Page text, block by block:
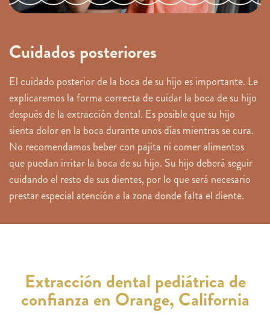
Cuidados posteriores
El cuidado posterior de la boca de su hijo es importante. Le
explicaremos la forma correcta de cuidar la boca de su hijo
después de la extracción dental. Es posible que su hijo
sienta dolor en la boca durante unos días mientras se cura.
No recomendamos beber con pajita ni comer alimentos
que puedan irritar la boca de su hijo. Su hijo deberá seguir
cuidando el resto de sus dientes, por lo que será necesario
prestar especial atención a la zona donde falta el diente.
Extracción dental pediátrica de
confianza en Orange, California